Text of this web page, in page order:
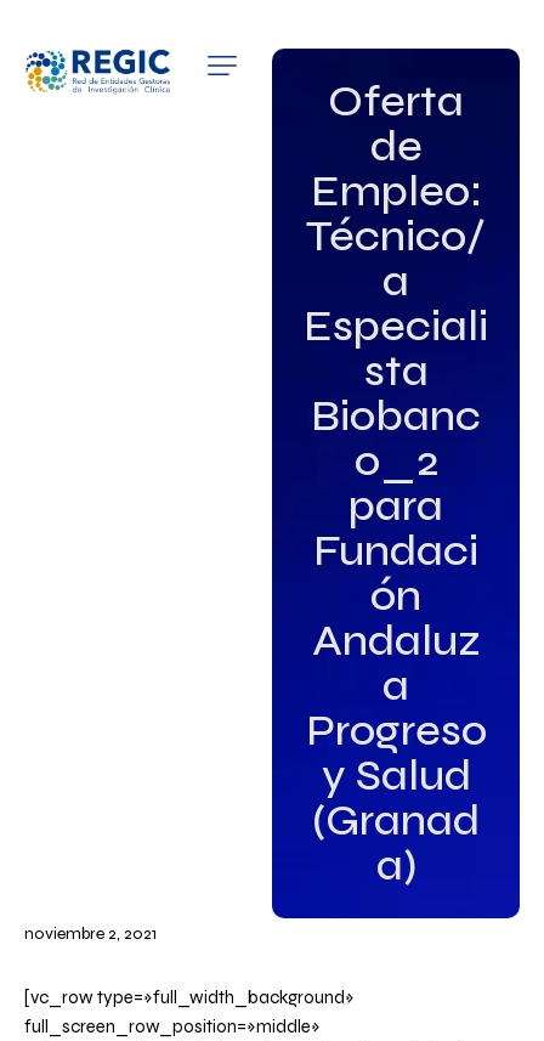
Oferta
de
Empleo:
Técnico/
a
Especiali
sta
Biobanc
o_2
para
Fundaci
ón
Andaluz
a
Progreso
y Salud
(Granad
a)
QUIÉNES SOMOS
PATROCINADORES
GRUPOS DE INTERÉS
noviembre 2, 2021
[vc_row type=»full_width_background»
full_screen_row_position=»middle»